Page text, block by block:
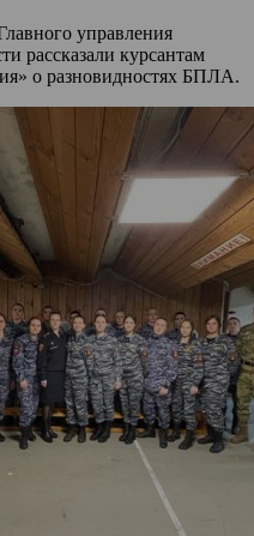
управления
рассказали курсантам
о разновидностях БПЛА.